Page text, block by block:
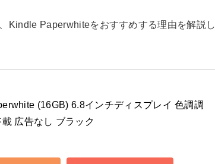
Kindle Paperwhiteをおすすめする理由を解説し
(16GB) 6.8インチディスプレイ 色調調
広告なし ブラック